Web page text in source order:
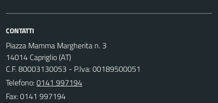
CONTATTI
Piazza Mamma Margherita n. 3
14014 Capriglio (AT)
C.F. 80003130053 - P.Iva: 00189500051
Telefono:0141 997194
Fax: 0141 997194